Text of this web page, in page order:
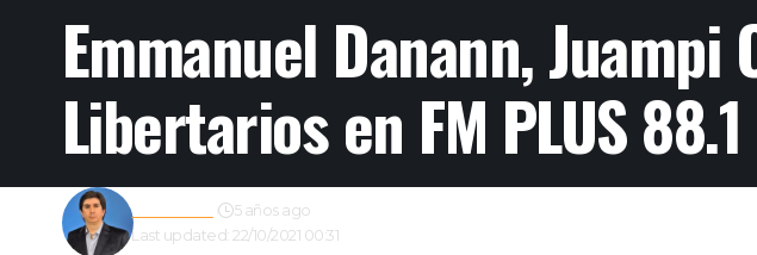
Emmanuel Danann,
Libertarios en FM PLUS 88.1
Last updated: 22/10/2021 00:31
Redacción 5 años ago